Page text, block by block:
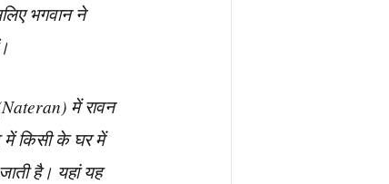
भगवान ने
में रावन
में किसी के घर में
है। यहां यह